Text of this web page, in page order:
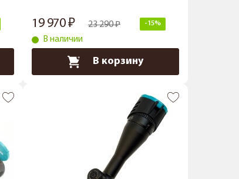
19 970 23 290 -15%
В наличии
В корзину